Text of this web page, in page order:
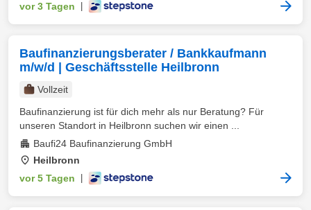
vor 3 Tagen
Baufinanzierungsberater / Bankkaufmann
m/w/d | Geschäftsstelle Heilbronn
Vollzeit
Baufinanzierung ist für dich mehr als nur Beratung? Für
unseren Standort in Heilbronn suchen wir einen ...
Baufi24 Baufinanzierung GmbH
Heilbronn
vor 5 Tagen